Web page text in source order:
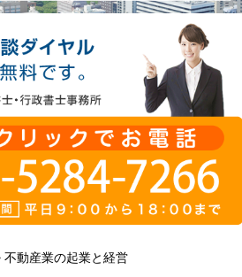
不動産業の起業と経営